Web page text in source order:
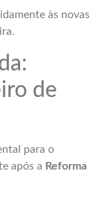
às novas
de
para o
após a Reforma